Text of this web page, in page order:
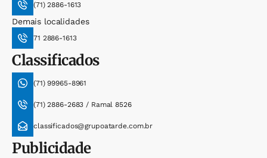
(71) 2886-1613
Demais localidades
71 2886-1613
Classificados
(71) 99965-8961
(71) 2886-2683 / Ramal 8526
classificados@grupoatarde.com.br
Publicidade